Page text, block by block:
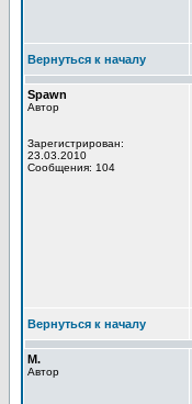
Вернуться к началу
Spawn
Автор
Зарегистрирован:
23.03.2010
Сообщения: 104
Вернуться к началу
М.
Автор